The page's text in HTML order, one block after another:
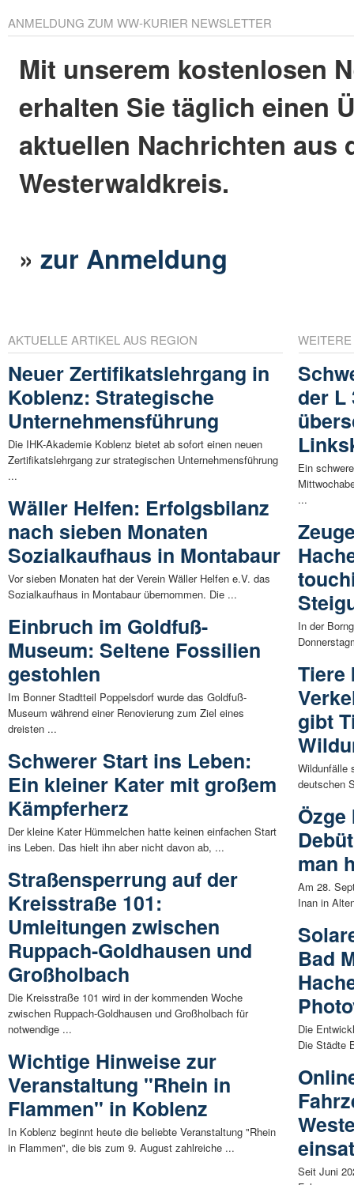
ANMELDUNG ZUM WW-KURIER NEWSLETTER
Mit unserem kostenlosen
erhalten Sie täglich einen
aktuellen Nachrichten aus
Westerwaldkreis.
»zur Anmeldung
AKTUELLE ARTIKEL AUS REGION
Neuer Zertifikatslehrgang in
Koblenz: Strategische
Unternehmensführung
Die IHK-Akademie Koblenz bietet ab sofort einen neuen
Zertifikatslehrgang zur strategischen Unternehmensführung
...
Wäller Helfen: Erfolgsbilanz
nach sieben Monaten
Sozialkaufhaus in Montabaur
Vor sieben Monaten hat der Verein Wäller Helfen e.V. das
Sozialkaufhaus in Montabaur übernommen. Die ...
Einbruch im Goldfuß-
Museum: Seltene Fossilien
gestohlen
Im Bonner Stadtteil Poppelsdorf wurde das Goldfuß-
Museum während einer Renovierung zum Ziel eines
dreisten ...
Schwerer Start ins Leben:
Ein kleiner Kater mit großem
Kämpferherz
Der kleine Kater Hümmelchen hatte keinen einfachen Start
ins Leben. Das hielt ihn aber nicht davon ab, ...
Straßensperrung auf der
Kreisstraße 101:
Umleitungen zwischen
Ruppach-Goldhausen und
Großholbach
Die Kreisstraße 101 wird in der kommenden Woche
zwischen Ruppach-Goldhausen und Großholbach für
notwendige ...
Wichtige Hinweise zur
Veranstaltung "Rhein in
Flammen" in Koblenz
In Koblenz beginnt heute die beliebte Veranstaltung "Rhein
in Flammen", die bis zum 9. August zahlreiche ...
der L
Ein
...
In der
Tiere
gibt
Wildunfälle
deutschen
man
Am 28.
Inan in
Bad
Die
Die Städte
Seit Juni